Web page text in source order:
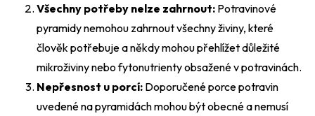
Všechny potřeby nelze zahrnout: Potravinové
pyramidy nemohou zahrnout všechny živiny, které
člověk potřebuje a někdy mohou přehlížet důležité
mikroživiny nebo fytonutrienty obsažené v potravinách.
Nepřesnost u porcí: Doporučené porce potravin
uvedené na pyramidách mohou být obecné a nemusí